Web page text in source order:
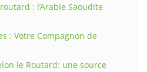
: l’Arabie Saoudite
: Votre Compagnon de
le Routard: une source